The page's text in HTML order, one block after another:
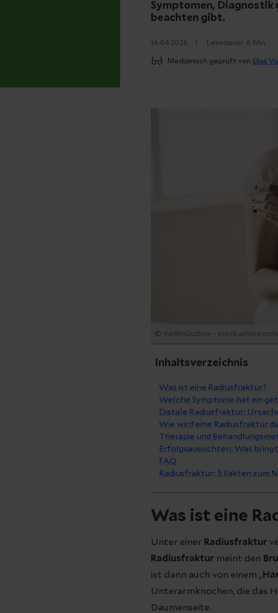
Symptomen, Diagnostik
beachten gibt.
16.04.2026 Lesedauer: 6 Min.
Medizinisch geprüft von Elias
© VadimGuzhva – stock.adobe.com
Inhaltsverzeichnis
Was ist eine Radiusfraktur?
Welche Symptome hat ein
Distale Radiusfraktur:
Wie wird eine Radiusfraktur
Therapie und
Erfolgsaussichten: Was
FAQ
Radiusfraktur: 5 Fakten zum
Was ist eine
Unter einer Radiusfraktur
Radiusfraktur meint den
ist dann auch von einem „
Unterarmknochen, die das
Daumenseite.